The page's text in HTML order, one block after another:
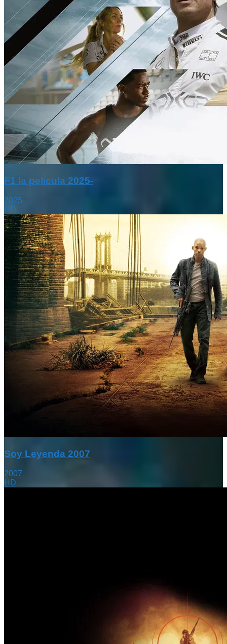
F1 la película 2025-
2025
HD
Soy Leyenda 2007
2007
HD